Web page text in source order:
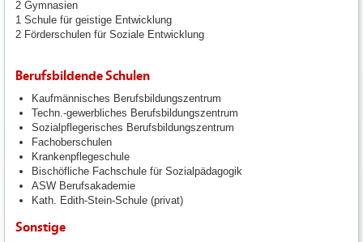
2 Gymnasien
1 Schule für geistige Entwicklung
2 Förderschulen für Soziale Entwicklung
Berufsbildende Schulen
Kaufmännisches Berufsbildungszentrum
Techn.-gewerbliches Berufsbildungszentrum
Sozialpflegerisches Berufsbildungszentrum
Fachoberschulen
Krankenpflegeschule
Bischöfliche Fachschule für Sozialpädagogik
ASW Berufsakademie
Kath. Edith-Stein-Schule (privat)
Sonstige